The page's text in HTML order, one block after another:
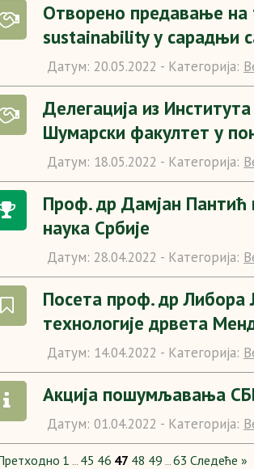
Отворено предавање на
sustainability у сарадњи
Датум: 20.05.2022 - Категорија:
Делегација из
Шумарски факултет у
Датум: 18.05.2022 - Категорија:
Проф. др Дамјан Пантић
наука Србије
Датум: 28.04.2022 - Категорија:
Посета проф. др Либора
технологије дрвета
Датум: 14.04.2022 - Категорија:
Акција пошумљавања
Датум: 01.04.2022 - Категорија:
1 … 45 46 47 48 49 … 63 Следеће »